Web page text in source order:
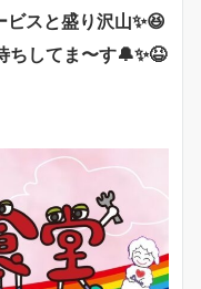
スと盛り沢山✨😆
ちしてま〜す🔔✨😆